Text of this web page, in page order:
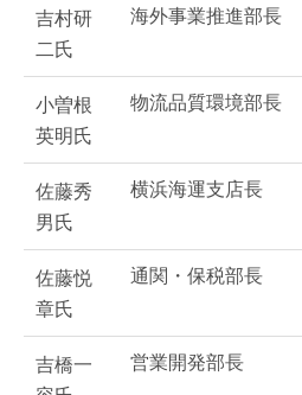
吉村研
二氏
海外事業推進部長
小曽根
英明氏
物流品質環境部長
佐藤秀
男氏
横浜海運支店長
佐藤悦
章氏
通関・保税部長
吉橋一
営業開発部長